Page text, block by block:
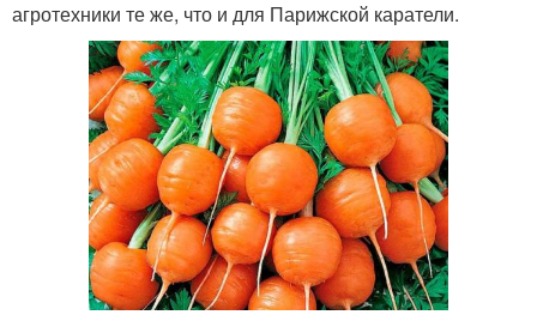
агротехники те же, что и для Парижской каратели.